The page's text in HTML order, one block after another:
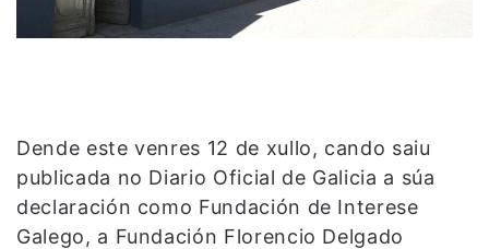
Dende este venres 12 de xullo, cando saiu
publicada no Diario Oficial de Galicia a súa
declaración como Fundación de Interese
Galego, a Fundación Florencio Delgado